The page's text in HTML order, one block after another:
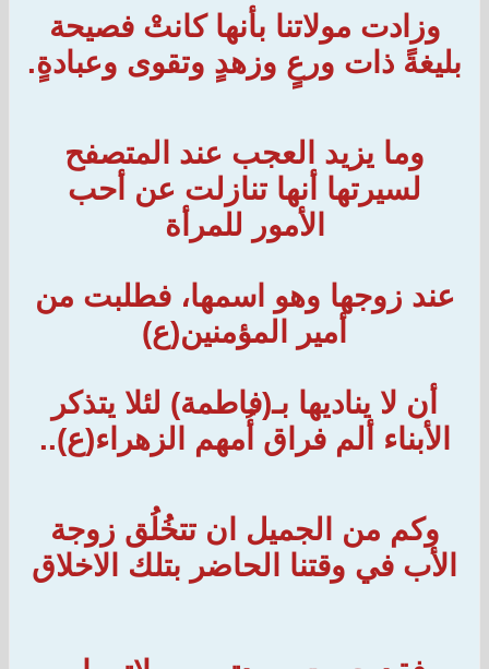
وزادت مولاتنا بأنها كانتْ فصيحة
بليغةً ذات ورعٍ وزهدٍ وتقوى وعبادةٍ.
وما يزيد العجب عند المتصفح
لسيرتها أنها تنازلت عن أحب
الأمور للمرأة
عند زوجها وهو اسمها، فطلبت من
أمير المؤمنين(ع)
أن لا يناديها بـ(فاطمة) لئلا يتذكر
الأبناء ألم فراق أُمهم الزهراء(ع)..
وكم من الجميل ان تتخُلُق زوجة
الأب في وقتنا الحاضر بتلك الاخلاق